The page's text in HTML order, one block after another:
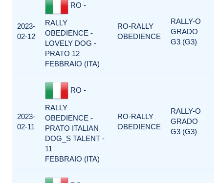
2023-
02-12
RO -
RALLY
OBEDIENCE -
LOVELY DOG -
PRATO 12
FEBBRAIO (ITA)
RO-RALLY
OBEDIENCE
RALLY-O
GRADO
G3 (G3)
2023-
02-11
RO -
RALLY
OBEDIENCE -
PRATO ITALIAN
DOG_S TALENT -
11
FEBBRAIO (ITA)
RO-RALLY
OBEDIENCE
RALLY-O
GRADO
G3 (G3)